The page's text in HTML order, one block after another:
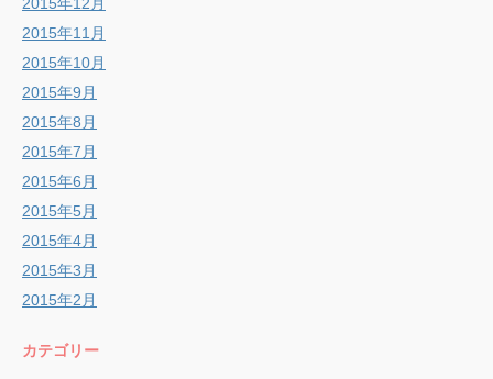
2015年11月
2015年10月
2015年9月
2015年8月
2015年7月
2015年6月
2015年5月
2015年4月
2015年3月
2015年2月
カテゴリー